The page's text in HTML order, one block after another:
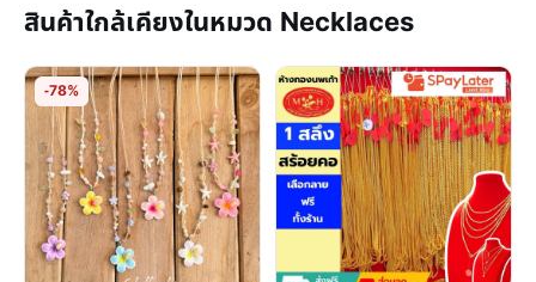
สินค้าใกล้เคียงในหมวด Necklaces
-78%